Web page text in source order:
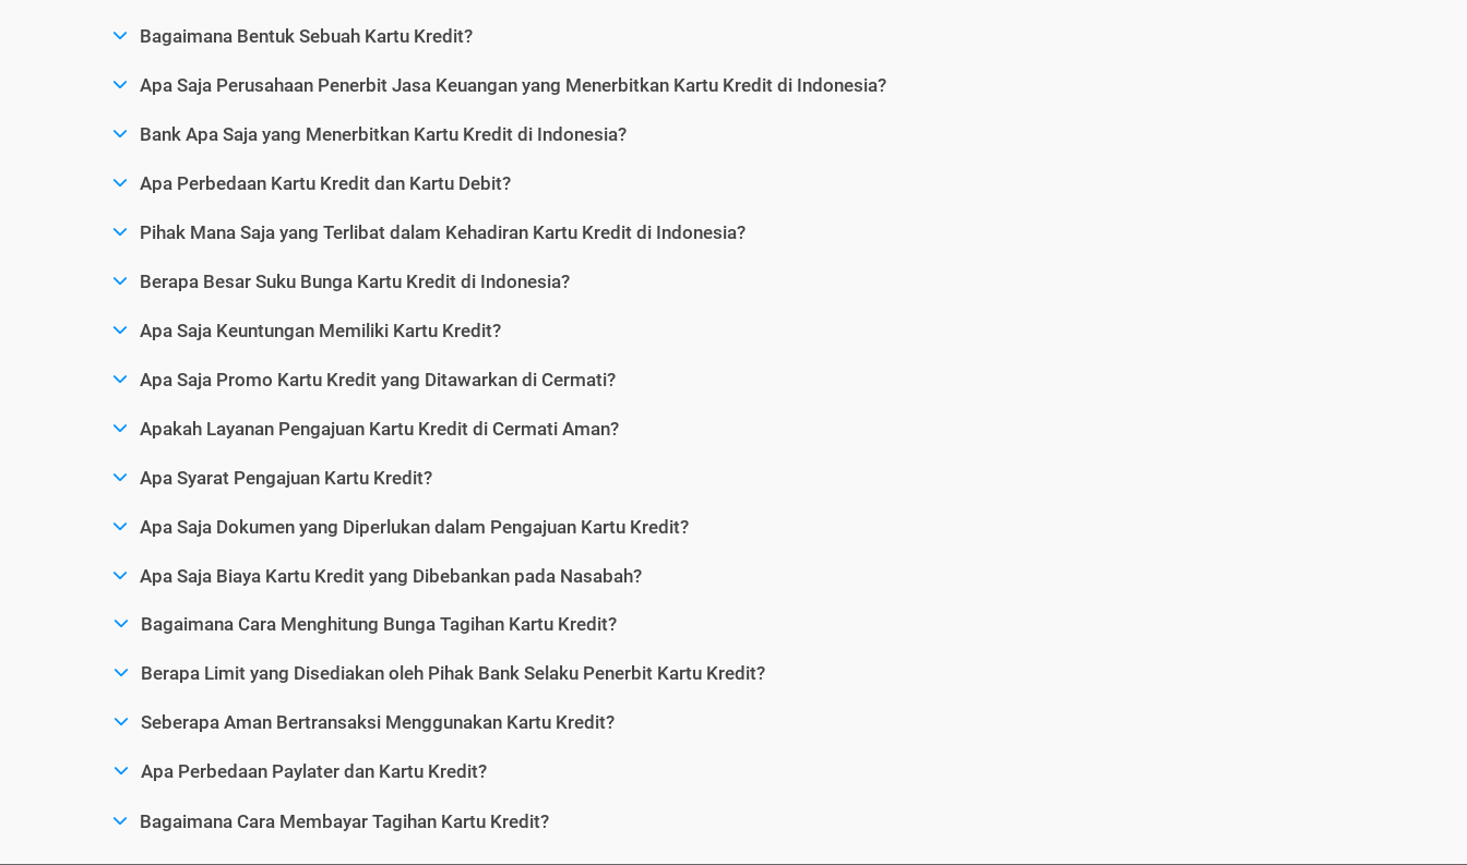
Bagaimana Bentuk Sebuah Kartu Kredit?
Apa Saja Perusahaan Penerbit Jasa Keuangan yang Menerbitkan Kartu Kredit di Indonesia?
Bank Apa Saja yang Menerbitkan Kartu Kredit di Indonesia?
Apa Perbedaan Kartu Kredit dan Kartu Debit?
Pihak Mana Saja yang Terlibat dalam Kehadiran Kartu Kredit di Indonesia?
Berapa Besar Suku Bunga Kartu Kredit di Indonesia?
Apa Saja Keuntungan Memiliki Kartu Kredit?
Apa Saja Promo Kartu Kredit yang Ditawarkan di Cermati?
Apakah Layanan Pengajuan Kartu Kredit di Cermati Aman?
Apa Syarat Pengajuan Kartu Kredit?
Apa Saja Dokumen yang Diperlukan dalam Pengajuan Kartu Kredit?
Apa Saja Biaya Kartu Kredit yang Dibebankan pada Nasabah?
Bagaimana Cara Menghitung Bunga Tagihan Kartu Kredit?
Berapa Limit yang Disediakan oleh Pihak Bank Selaku Penerbit Kartu Kredit?
Seberapa Aman Bertransaksi Menggunakan Kartu Kredit?
Apa Perbedaan Paylater dan Kartu Kredit?
Bagaimana Cara Membayar Tagihan Kartu Kredit?